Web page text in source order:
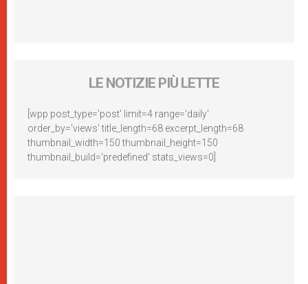
LE NOTIZIE PIÙ LETTE
[wpp post_type='post' limit=4 range='daily'
order_by='views' title_length=68 excerpt_length=68
thumbnail_width=150 thumbnail_height=150
thumbnail_build='predefined' stats_views=0]